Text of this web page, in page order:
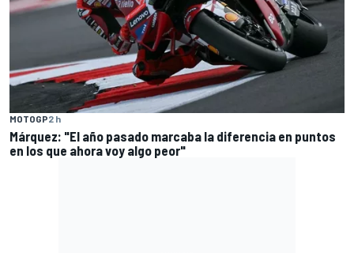
MOTOGP2 h
Márquez: "El año pasado marcaba la diferencia en puntos
en los que ahora voy algo peor"